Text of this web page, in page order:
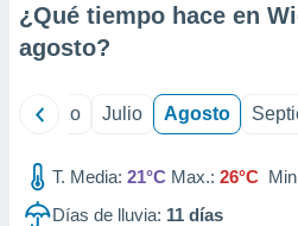
publicidad
de
¿Qué tiempo hace en
agosto?
Junio Julio Agosto
T. Media: 21°C Max.: 26°C
Días de lluvia: 11 días